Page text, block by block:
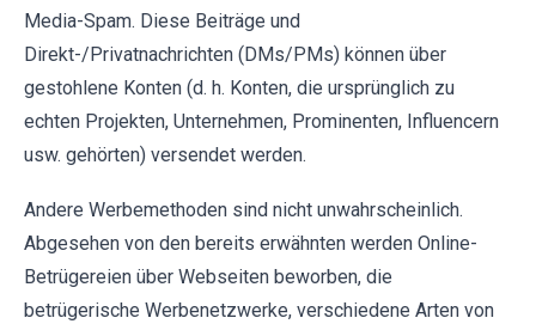
Media-Spam. Diese Beiträge und
Direkt-/Privatnachrichten (DMs/PMs) können über
gestohlene Konten (d. h. Konten, die ursprünglich zu
echten Projekten, Unternehmen, Prominenten, Influencern
usw. gehörten) versendet werden.
Andere Werbemethoden sind nicht unwahrscheinlich.
Abgesehen von den bereits erwähnten werden Online-
Betrügereien über Webseiten beworben, die
betrügerische Werbenetzwerke, verschiedene Arten von